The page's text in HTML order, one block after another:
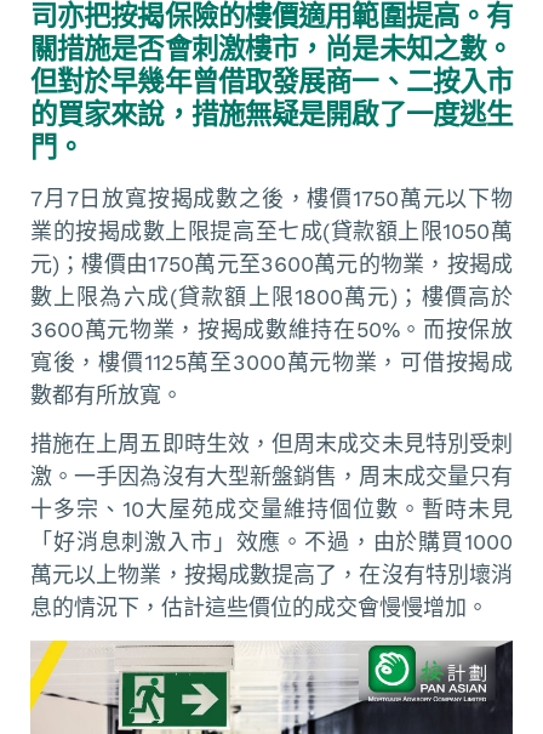
b
o
o
k
s
A
p
p
a
t
l
L
i
n
k
g
r
a
m
司亦把按揭保險的樓價適用範圍提高。有
關措施是否會刺激樓市，尚是未知之數。
但對於早幾年曾借取發展商一、二按入市
的買家來說，措施無疑是開啟了一度逃生
門。
7月7日放寬按揭成數之後，樓價1750萬元以下物
業的按揭成數上限提高至七成(貸款額上限1050萬
元)；樓價由1750萬元至3600萬元的物業，按揭成
數上限為六成(貸款額上限1800萬元)；樓價高於
3600萬元物業，按揭成數維持在50%。而按保放
寬後，樓價1125萬至3000萬元物業，可借按揭成
數都有所放寬。
措施在上周五即時生效，但周末成交未見特別受刺
激。一手因為沒有大型新盤銷售，周末成交量只有
十多宗、10大屋苑成交量維持個位數。暫時未見
「好消息刺激入市」效應。不過，由於購買1000
萬元以上物業，按揭成數提高了，在沒有特別壞消
息的情況下，估計這些價位的成交會慢慢增加。